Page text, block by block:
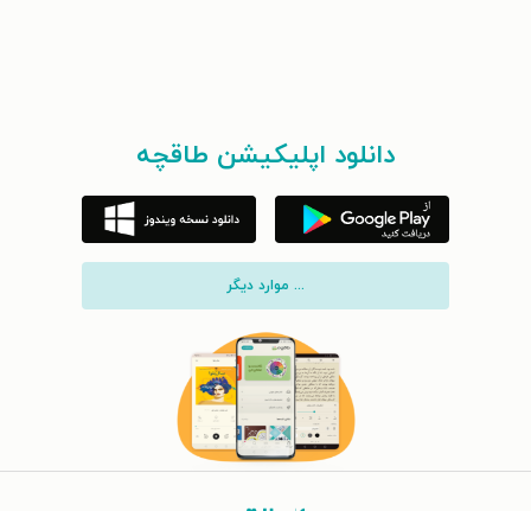
دانلود اپلیکیشن طاقچه
... موارد دیگر